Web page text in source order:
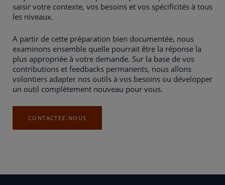
saisir votre contexte, vos besoins et vos spécificités à tous
les niveaux.
A partir de cette préparation bien documentée, nous
examinons ensemble quelle pourrait être la réponse la
plus appropriée à votre demande. Sur la base de vos
contributions et feedbacks permanents, nous allons
volontiers adapter nos outils à vos besoins ou développer
un outil complètement nouveau pour vous.
CONTACTEZ-NOUS